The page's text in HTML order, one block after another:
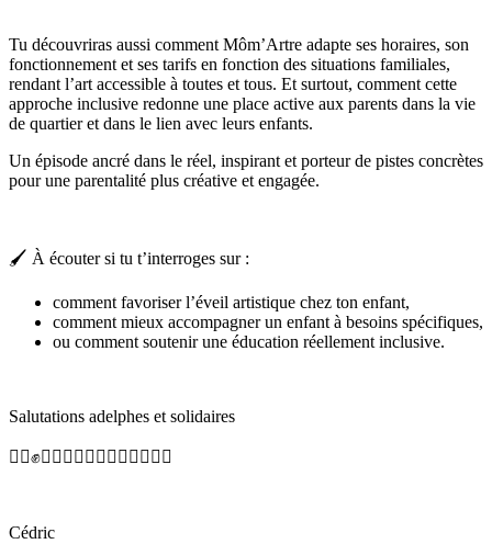
Tu découvriras aussi comment Môm’Artre adapte ses horaires, son
fonctionnement et ses tarifs en fonction des situations familiales,
rendant l’art accessible à toutes et tous. Et surtout, comment cette
approche inclusive redonne une place active aux parents dans la vie
de quartier et dans le lien avec leurs enfants.
Un épisode ancré dans le réel, inspirant et porteur de pistes concrètes
pour une parentalité plus créative et engagée.
🖌️ À écouter si tu t’interroges sur :
comment favoriser l’éveil artistique chez ton enfant,
comment mieux accompagner un enfant à besoins spécifiques,
ou comment soutenir une éducation réellement inclusive.
Salutations adelphes et solidaires
✊🏿✊✊🏾✊🏻✊🏾✊🏼✊🏽🏳️‍🌈
Cédric